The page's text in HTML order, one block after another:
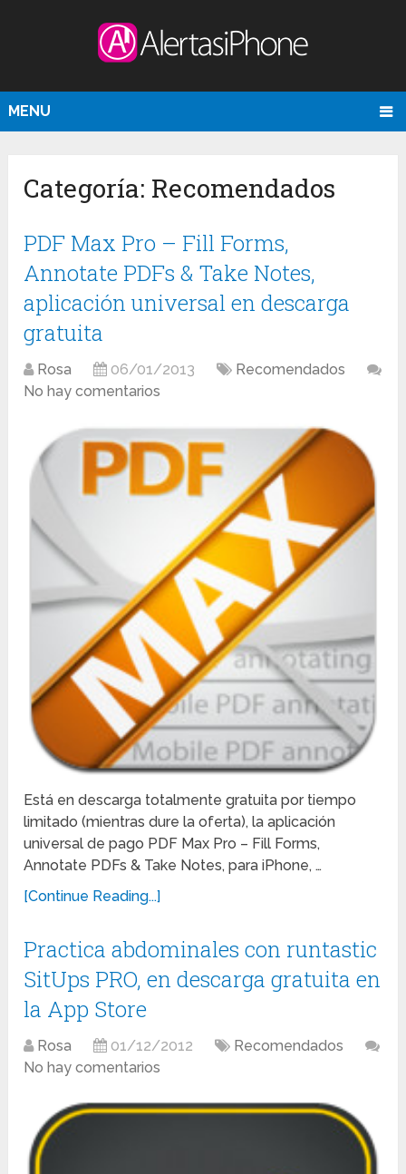
MENU
Categoría: Recomendados
PDF Max Pro – Fill Forms,
Annotate PDFs & Take Notes,
aplicación universal en descarga
gratuita
Rosa 06/01/2013
Recomendados
No hay comentarios
Está en descarga totalmente gratuita por tiempo
limitado (mientras dure la oferta), la aplicación
universal de pago PDF Max Pro – Fill Forms,
Annotate PDFs & Take Notes, para iPhone, …
[Continue Reading...]
Practica abdominales con runtastic
SitUps PRO, en descarga gratuita en
la App Store
Rosa 01/12/2012
Recomendados
No hay comentarios